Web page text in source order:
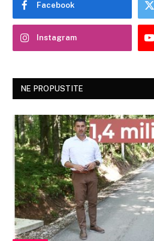
Facebook
Instagram
NE PROPUSTITE